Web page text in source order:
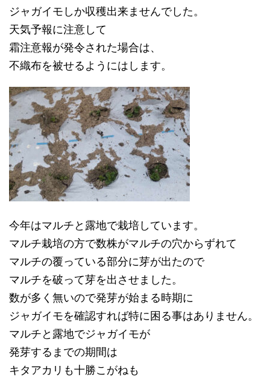
ジャガイモしか収穫出来ませんでした。
天気予報に注意して
霜注意報が発令された場合は、
不織布を被せるようにはします。
今年はマルチと露地で栽培しています。
マルチ栽培の方で数株がマルチの穴からずれて
マルチの覆っている部分に芽が出たので
マルチを破って芽を出させました。
数が多く無いので発芽が始まる時期に
ジャガイモを確認すれば特に困る事はありません。
マルチと露地でジャガイモが
発芽するまでの期間は
キタアカリも十勝こがねも